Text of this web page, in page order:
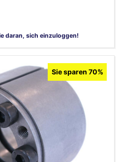
daran, sich einzuloggen!
Sie sparen 70%